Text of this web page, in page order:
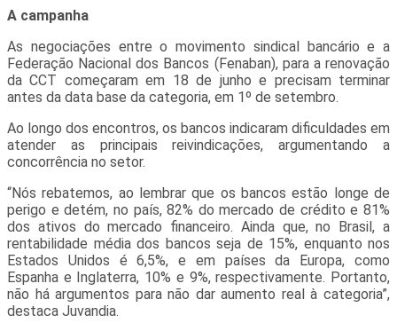
A campanha
As negociações entre o movimento sindical bancário e a
Federação Nacional dos Bancos (Fenaban), para a renovação
da CCT começaram em 18 de junho e precisam terminar
antes da data base da categoria, em 1º de setembro.
Ao longo dos encontros, os bancos indicaram dificuldades em
atender as principais reivindicações, argumentando a
concorrência no setor.
“Nós rebatemos, ao lembrar que os bancos estão longe de
perigo e detém, no país, 82% do mercado de crédito e 81%
dos ativos do mercado financeiro. Ainda que, no Brasil, a
rentabilidade média dos bancos seja de 15%, enquanto nos
Estados Unidos é 6,5%, e em países da Europa, como
Espanha e Inglaterra, 10% e 9%, respectivamente. Portanto,
não há argumentos para não dar aumento real à categoria”,
destaca Juvandia.